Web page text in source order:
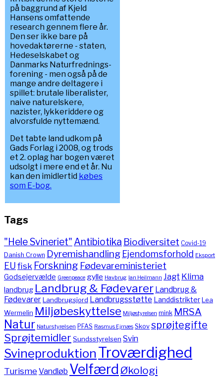
på baggrund af Kjeld
Hansens omfattende
research gennem flere år.
Den ser ikke bare på
hovedaktørerne - staten,
Hedeselskabet og
Danmarks Naturfrednings-
forening - men også på de
mange andre deltagere i
spillet: brutale liberalister,
naive naturelskere,
nazister, lykkeriddere og
alvorsfulde nyttemænd.
Det tabte land udkom på
Gads Forlag i 2008, og trods
et 2. oplag har bogen været
udsolgt i mere end et år. Nu
kan den imidlertid købes
som E-bog.
Tags
"Hele Svineriet" Antibiotika Biodiversitet Covid-19
Danish Crown Dyremishandling Ejendomsforhold Eksport
EUfisk Forskning Fødevareministeriet
Godsejervælde Greenpeace gylle Havbrug Ian Heilmann Jagt Klima
landbrug Landbrug & Fødevarer Landbrug &
FødevarerLandbrugsjord Landbrugsstøtte LanddistrikterLea
Wermelin Miljøbeskyttelse Miljøstyrelsen mink MRSA
Natur Naturstyrelsen PFAS Rasmus Ejrnæs Skov sprøjtegifte
Sprøjtemidler Sundsstyrelsen Svin
Svineproduktion Troværdighed
TurismeVandløb Velfærd Økologi